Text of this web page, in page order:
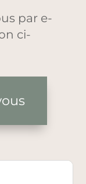
par e-
ci-